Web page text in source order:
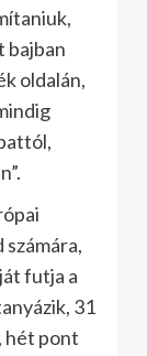
bajban
oldalán,
futja a
31
hét pont